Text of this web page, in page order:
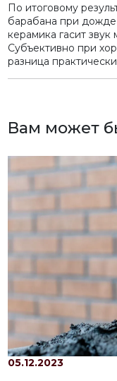
По итоговому
барабана при
керамика гасит
Субъективно при
разница
Вам может
05.12.2023